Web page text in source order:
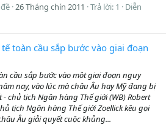
26 Tháng chín 2011 Trả lời: 1
Diễn
toàn cầu sắp bước vào giai đoạn
cầu sắp bước vào một giai đoạn nguy
nay, vào lúc mà châu Âu hay Mỹ đang bị
chủ tịch Ngân hàng Thế giới (WB) Robert
tịch Ngân hàng Thế giới Zoellick kêu gọi
Âu giải quyết cuộc khủng...